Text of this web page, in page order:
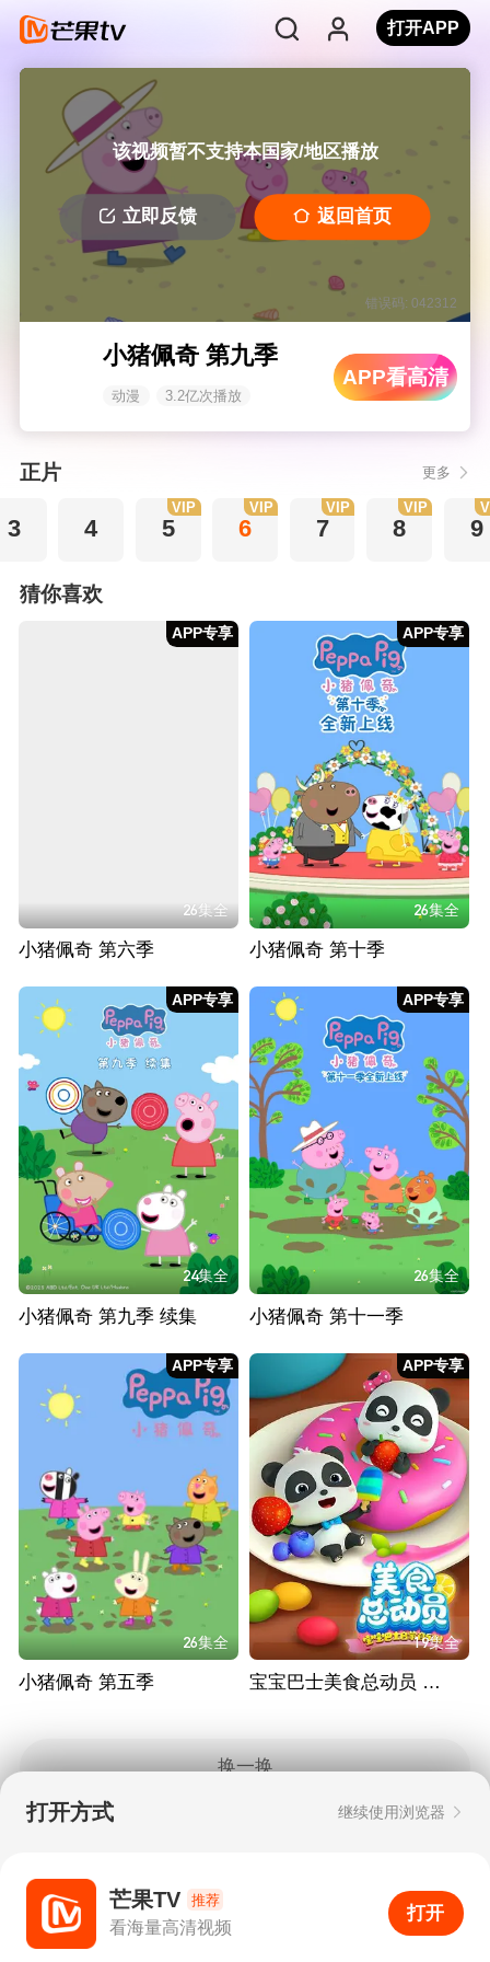
打开APP
该视频暂不支持本国家/地区播放
立即反馈 返回首页
错误码: 042312
小猪佩奇 第九季
动漫 3.2亿次播放
APP看高清
正片 更多
3 4 5
VIP
6
VIP
7
VIP
8
VIP
9
猜你喜欢
APP专享
26集全
小猪佩奇 第六季
APP专享
26集全
小猪佩奇 第十季
APP专享
24集全
小猪佩奇 第九季 续集
APP专享
26集全
小猪佩奇 第十一季
APP专享
26集全
小猪佩奇 第五季
APP专享
19集全
宝宝巴士美食总动员 第一季
换一换
50
打开APP
打开方式 继续使用浏览器
芒果TV 推荐
看海量高清视频
打开